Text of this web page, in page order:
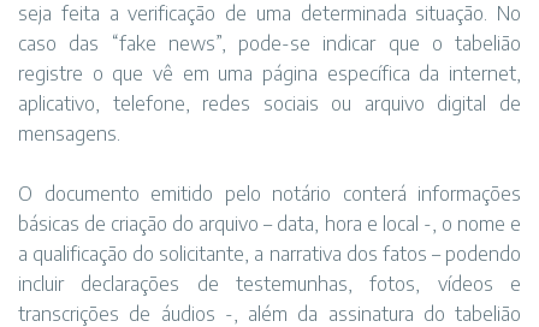
seja feita a verificação de uma determinada situação. No
caso das “fake news”, pode-se indicar que o tabelião
registre o que vê em uma página específica da internet,
aplicativo, telefone, redes sociais ou arquivo digital de
mensagens.
O documento emitido pelo notário conterá informações
básicas de criação do arquivo – data, hora e local -, o nome e
a qualificação do solicitante, a narrativa dos fatos – podendo
incluir declarações de testemunhas, fotos, vídeos e
transcrições de áudios -, além da assinatura do tabelião